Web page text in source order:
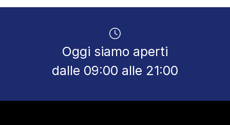
Oggi siamo aperti
dalle 09:00 alle 21:00